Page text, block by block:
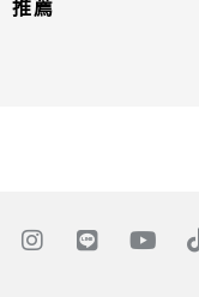
推薦
I
L
Y